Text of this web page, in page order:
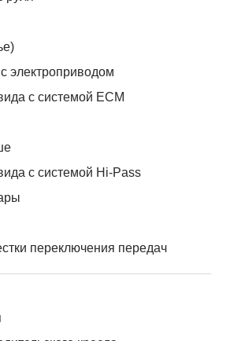
электроприводом
с системой ЕСМ
с системой Hi-Pass
переключения передач